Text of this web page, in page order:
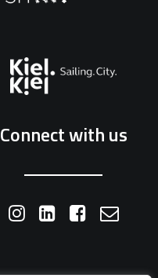
Connect with us